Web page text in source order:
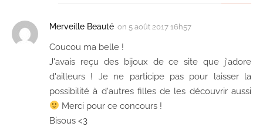
Merveille Beauté on 5 août 2017 16h57
Coucou ma belle !
J'avais reçu des bijoux de ce site que j'adore
d'ailleurs ! Je ne participe pas pour laisser la
possibilité à d'autres filles de les découvrir aussi
Merci pour ce concours !
Bisous <3